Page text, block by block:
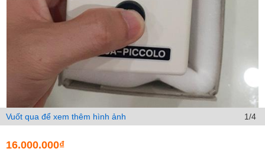
Vuốt qua để xem thêm hình ảnh 1/4
16.000.000₫